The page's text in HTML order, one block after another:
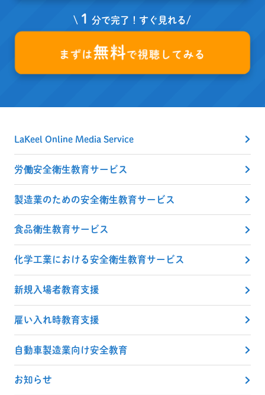
\ １分で完了！すぐ見れる/
まずは無料で視聴してみる
LaKeel Online Media Service
労働安全衛生教育サービス
製造業のための安全衛生教育サービス
食品衛生教育サービス
化学工業における安全衛生教育サービス
新規入場者教育支援
雇い入れ時教育支援
自動車製造業向け安全教育
お知らせ